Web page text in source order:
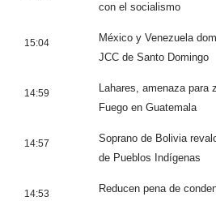
con el socialismo
15:04
México y Venezuela
JCC de Santo Domingo
14:59
Lahares, amenaza para
Fuego en Guatemala
14:57
Soprano de Bolivia
de Pueblos Indígenas
14:53
Reducen pena de